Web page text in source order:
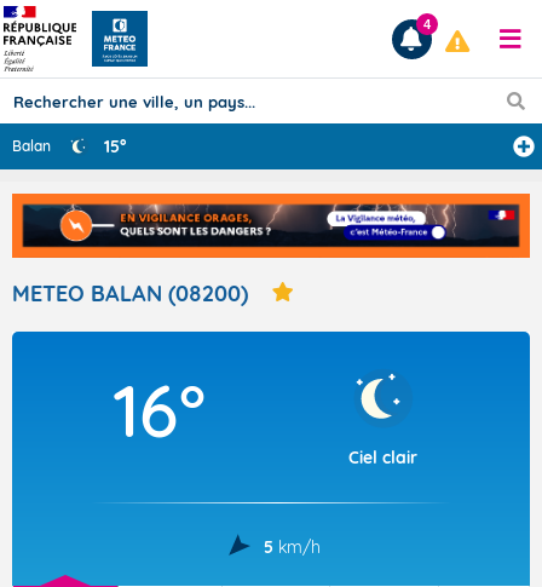
Prévisions
TOUS LES RÉSULTATS
Articles
4
Balan 15°
METEO BALAN (08200)
16°
Ciel clair
5 km/h